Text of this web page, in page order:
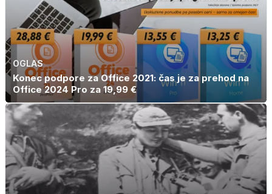
OGLAS
Konec podpore za Office 2021: čas je za prehod na
Office 2024 Pro za 19,99 €